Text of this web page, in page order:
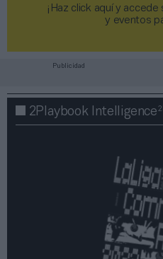
¡Haz click aquí y
y eventos
Publicidad
2Playbook Intelligence